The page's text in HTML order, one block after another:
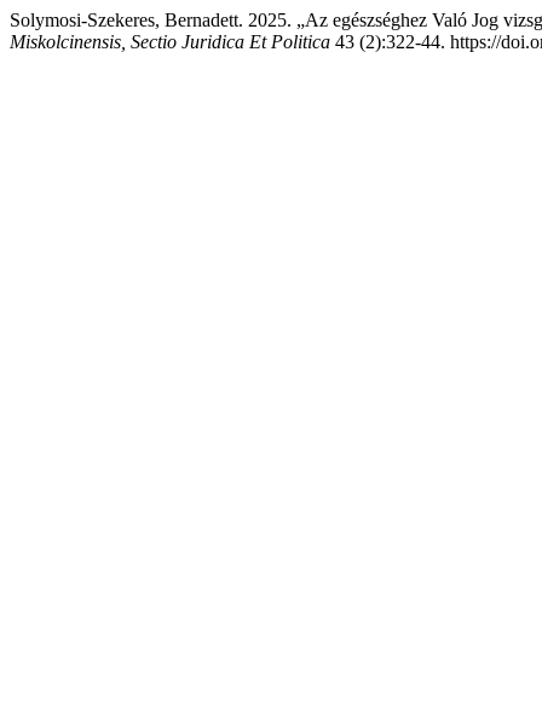
Solymosi-Szekeres, Bernadett. 2025. „Az egészséghez Való Jog
Miskolcinensis, Sectio Juridica Et Politica 43 (2):322-44. https://